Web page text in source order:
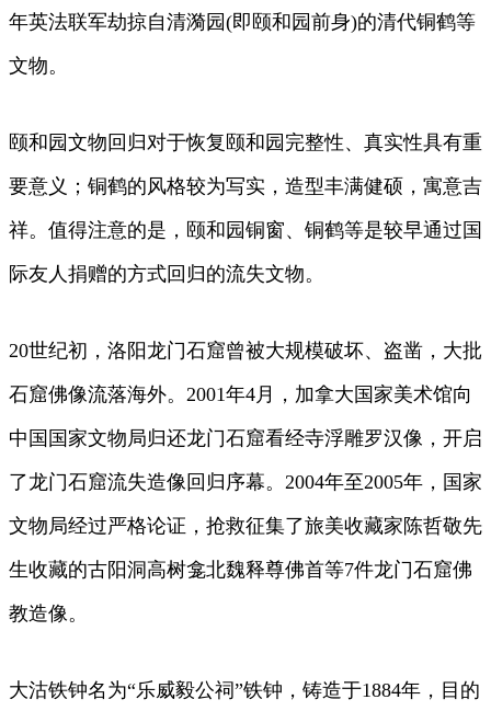
年英法联军劫掠自清漪园(即颐和园前身)的清代铜鹤等
文物。
颐和园文物回归对于恢复颐和园完整性、真实性具有重
要意义；铜鹤的风格较为写实，造型丰满健硕，寓意吉
祥。值得注意的是，颐和园铜窗、铜鹤等是较早通过国
际友人捐赠的方式回归的流失文物。
20世纪初，洛阳龙门石窟曾被大规模破坏、盗凿，大批
石窟佛像流落海外。2001年4月，加拿大国家美术馆向
中国国家文物局归还龙门石窟看经寺浮雕罗汉像，开启
了龙门石窟流失造像回归序幕。2004年至2005年，国家
文物局经过严格论证，抢救征集了旅美收藏家陈哲敬先
生收藏的古阳洞高树龛北魏释尊佛首等7件龙门石窟佛
教造像。
大沽铁钟名为“乐威毅公祠”铁钟，铸造于1884年，目的